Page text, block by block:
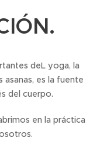
deL yoga, la
asanas, es la fuente
del cuerpo.
en la práctica